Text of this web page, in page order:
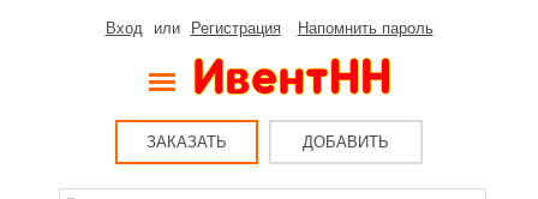
Вход или Регистрация Напомнить пароль
ЗАКАЗАТЬ ДОБАВИТЬ